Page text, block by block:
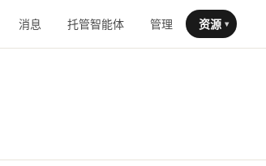
消息 托管智能体 管理 资源 ▾